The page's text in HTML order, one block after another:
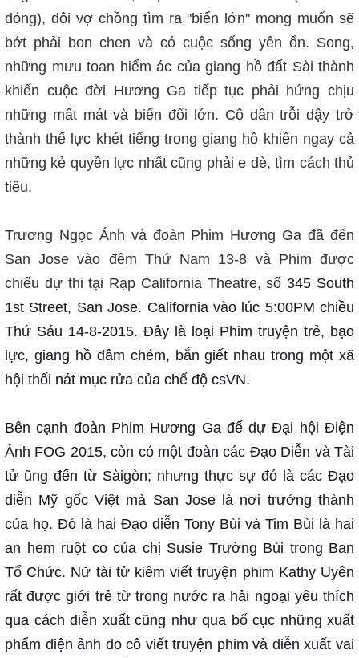
đóng), đôi vợ chồng tìm ra "biển lớn" mong muốn sẽ
bớt phải bon chen và có cuộc sống yên ổn. Song,
những mưu toan hiểm ác của giang hồ đất Sài thành
khiến cuộc đời Hương Ga tiếp tục phải hứng chịu
những mất mát và biến đổi lớn. Cô dần trỗi dậy trở
thành thế lực khét tiếng trong giang hồ khiến ngay cả
những kẻ quyền lực nhất cũng phải e dè, tìm cách thủ
tiêu.
Trương Ngọc Ánh và đoàn Phim Hương Ga đã đến
San Jose vào đêm Thứ Nam 13-8 và Phim được
chiếu dự thi tại Rạp California Theatre, số 345 South
1st Street, San Jose. California vào lúc 5:00PM chiều
Thứ Sáu 14-8-2015. Đây là loại Phim truyện trẻ, bạo
lực, giang hồ đâm chém, bắn giết nhau trong một xã
hội thối nát mục rửa của chế độ csVN.
Bên cạnh đoàn Phim Hương Ga đế dự Đại hội Điện
Ảnh FOG 2015, còn có một đoàn các Đạo Diễn và Tài
tử ũng đến từ Sàigòn; nhưng thực sự đó là các Đạo
diễn Mỹ gốc Việt mà San Jose là nơi trưởng thành
của họ. Đó là hai Đạo diễn Tony Bùi và Tim Bùi là hai
an hem ruột co của chị Susie Trường Bùi trong Ban
Tổ Chức. Nữ tài tử kiêm viết truyện phim Kathy Uyên
rất được giới trẻ từ trong nước ra hải ngoại yêu thích
qua cách diễn xuất cũng như qua bố cục những xuất
phẩm điện ảnh do cô viết truyện phim và diễn xuất vai